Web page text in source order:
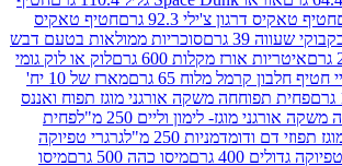
צ'ילי 92.3 גרם
חטיף טאקיס
סוכריות ממולאות בטעם דבש
מקלות 600 גרם
לוק או לוק גומי
מלוח 65 גרם
מארז של 10 יח'
משקה אורגני מוגז תפוח ואננס
לימון וליים 250 מ"ל
פחית
250 מ"ל
גרגרי טפיוקה
מיסו כהה 500 גרם מיסו